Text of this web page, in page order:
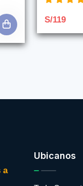
S/119
a
Ubicanos